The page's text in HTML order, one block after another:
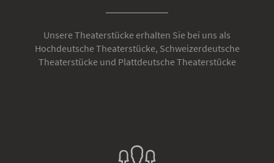
Unsere Theaterstücke erhalten Sie bei uns als
Hochdeutsche Theaterstücke, Schweizerdeutsche
Theaterstücke und Plattdeutsche Theaterstücke